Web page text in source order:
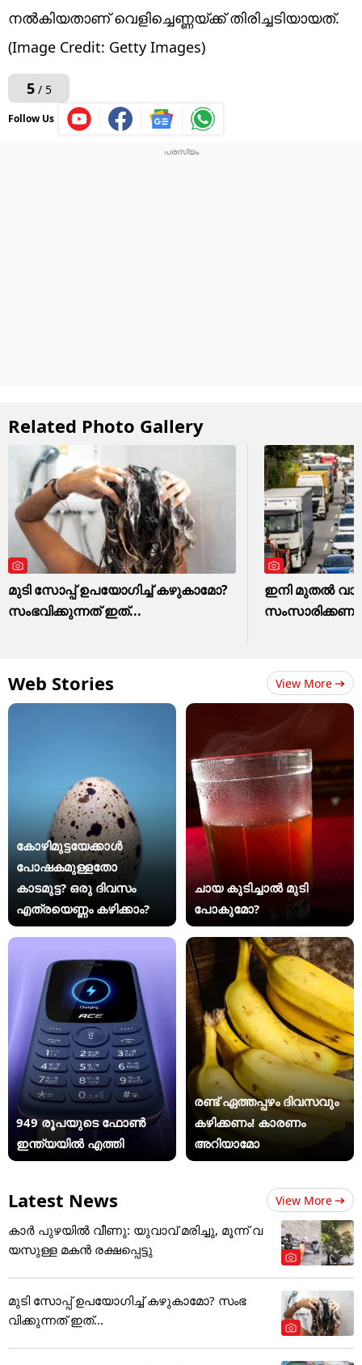
നൽകിയതാണ് വെളിച്ചെണ്ണയ്ക്ക് തിരിച്ചടിയായത്.
(Image Credit: Getty Images)
5/ 5
Follow Us
Related Photo Gallery
മുടി സോപ്പ് ഉപയോഗിച്ച് കഴുകാമോ?
സംഭവിക്കുന്നത് ഇത്...
ഇനി മുതൽ
സംസാരിക്കണം!
Web Stories View More
കോഴിമുട്ടയേക്കാൾ
പോഷകമുള്ളതോ
കാടമുട്ട? ഒരു ദിവസം
എത്രയെണ്ണം കഴിക്കാം?
ചായ കുടിച്ചാൽ മുടി
പോകുമോ?
949 രൂപയുടെ ഫോൺ
ഇന്ത്യയിൽ എത്തി
രണ്ട് ഏത്തപ്പഴം ദിവസവും
കഴിക്കണം! കാരണം
അറിയാമോ
Latest News View More
കാർ പുഴയിൽ വീണു: യുവാവ് മരിച്ചു, മൂന്ന് വ
യസുള്ള മകൻ രക്ഷപ്പെട്ടു
മുടി സോപ്പ് ഉപയോഗിച്ച് കഴുകാമോ? സംഭ
വിക്കുന്നത് ഇത്...